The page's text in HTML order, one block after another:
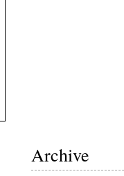
Archive